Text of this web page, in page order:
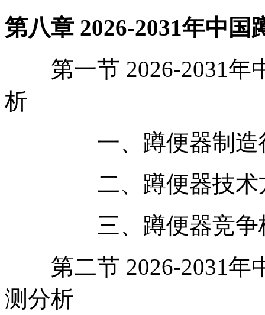
第八章 2026-2031年中
第一节 2026-2031年
析
一、蹲便器制造行
二、蹲便器技术
三、蹲便器竞争格
第二节 2026-2031年
测分析